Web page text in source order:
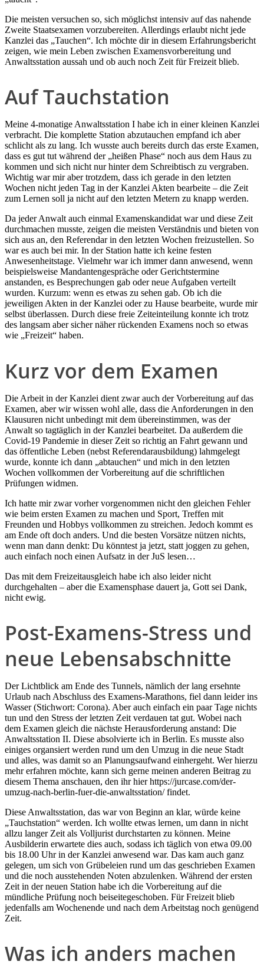
Die meisten versuchen so, sich möglichst intensiv auf das nahende
Zweite Staatsexamen vorzubereiten. Allerdings erlaubt nicht jede
Kanzlei das „Tauchen“. Ich möchte dir in diesem Erfahrungsbericht
zeigen, wie mein Leben zwischen Examensvorbereitung und
Anwaltsstation aussah und ob auch noch Zeit für Freizeit blieb.
Auf Tauchstation
Meine 4-monatige Anwaltsstation I habe ich in einer kleinen Kanzlei
verbracht. Die komplette Station abzutauchen empfand ich aber
schlicht als zu lang. Ich wusste auch bereits durch das erste Examen,
dass es gut tut während der „heißen Phase“ noch aus dem Haus zu
kommen und sich nicht nur hinter dem Schreibtisch zu vergraben.
Wichtig war mir aber trotzdem, dass ich gerade in den letzten
Wochen nicht jeden Tag in der Kanzlei Akten bearbeite – die Zeit
zum Lernen soll ja nicht auf den letzten Metern zu knapp werden.
Da jeder Anwalt auch einmal Examenskandidat war und diese Zeit
durchmachen musste, zeigen die meisten Verständnis und bieten von
sich aus an, den Referendar in den letzten Wochen freizustellen. So
war es auch bei mir. In der Station hatte ich keine festen
Anwesenheitstage. Vielmehr war ich immer dann anwesend, wenn
beispielsweise Mandantengespräche oder Gerichtstermine
anstanden, es Besprechungen gab oder neue Aufgaben verteilt
wurden. Kurzum: wenn es etwas zu sehen gab. Ob ich die
jeweiligen Akten in der Kanzlei oder zu Hause bearbeite, wurde mir
selbst überlassen. Durch diese freie Zeiteinteilung konnte ich trotz
des langsam aber sicher näher rückenden Examens noch so etwas
wie „Freizeit“ haben.
Kurz vor dem Examen
Die Arbeit in der Kanzlei dient zwar auch der Vorbereitung auf das
Examen, aber wir wissen wohl alle, dass die Anforderungen in den
Klausuren nicht unbedingt mit dem übereinstimmen, was der
Anwalt so tagtäglich in der Kanzlei bearbeitet. Da außerdem die
Covid-19 Pandemie in dieser Zeit so richtig an Fahrt gewann und
das öffentliche Leben (nebst Referendarausbildung) lahmgelegt
wurde, konnte ich dann „abtauchen“ und mich in den letzten
Wochen vollkommen der Vorbereitung auf die schriftlichen
Prüfungen widmen.
Ich hatte mir zwar vorher vorgenommen nicht den gleichen Fehler
wie beim ersten Examen zu machen und Sport, Treffen mit
Freunden und Hobbys vollkommen zu streichen. Jedoch kommt es
am Ende oft doch anders. Und die besten Vorsätze nützen nichts,
wenn man dann denkt: Du könntest ja jetzt, statt joggen zu gehen,
auch einfach noch einen Aufsatz in der JuS lesen…
Das mit dem Freizeitausgleich habe ich also leider nicht
durchgehalten – aber die Examensphase dauert ja, Gott sei Dank,
nicht ewig.
Post-Examens-Stress und
neue Lebensabschnitte
Der Lichtblick am Ende des Tunnels, nämlich der lang ersehnte
Urlaub nach Abschluss des Examens-Marathons, fiel dann leider ins
Wasser (Stichwort: Corona). Aber auch einfach ein paar Tage nichts
tun und den Stress der letzten Zeit verdauen tat gut. Wobei nach
dem Examen gleich die nächste Herausforderung anstand: Die
Anwaltsstation II. Diese absolvierte ich in Berlin. Es musste also
einiges organsiert werden rund um den Umzug in die neue Stadt
und alles, was damit so an Planungsaufwand einhergeht. Wer hierzu
mehr erfahren möchte, kann sich gerne meinen anderen Beitrag zu
diesem Thema anschauen, den ihr hier https://jurcase.com/der-
umzug-nach-berlin-fuer-die-anwaltsstation/ findet.
Diese Anwaltsstation, das war von Beginn an klar, würde keine
„Tauchstation“ werden. Ich wollte etwas lernen, um dann in nicht
allzu langer Zeit als Volljurist durchstarten zu können. Meine
Ausbilderin erwartete dies auch, sodass ich täglich von etwa 09.00
bis 18.00 Uhr in der Kanzlei anwesend war. Das kam auch ganz
gelegen, um sich von Grübeleien rund um das geschrieben Examen
und die noch ausstehenden Noten abzulenken. Während der ersten
Zeit in der neuen Station habe ich die Vorbereitung auf die
mündliche Prüfung noch beiseitegeschoben. Für Freizeit blieb
jedenfalls am Wochenende und nach dem Arbeitstag noch genügend
Zeit.
Was ich anders machen